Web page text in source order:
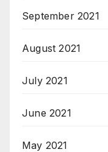
September 2021
August 2021
July 2021
June 2021
May 2021